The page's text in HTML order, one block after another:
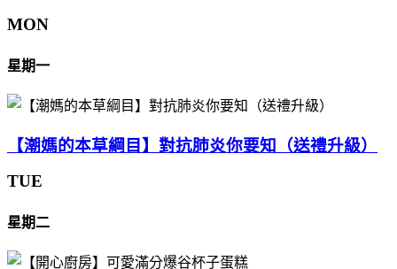
MON
星期一
【潮媽的本草綱目】對抗肺炎你要知（送禮升級）
TUE
星期二